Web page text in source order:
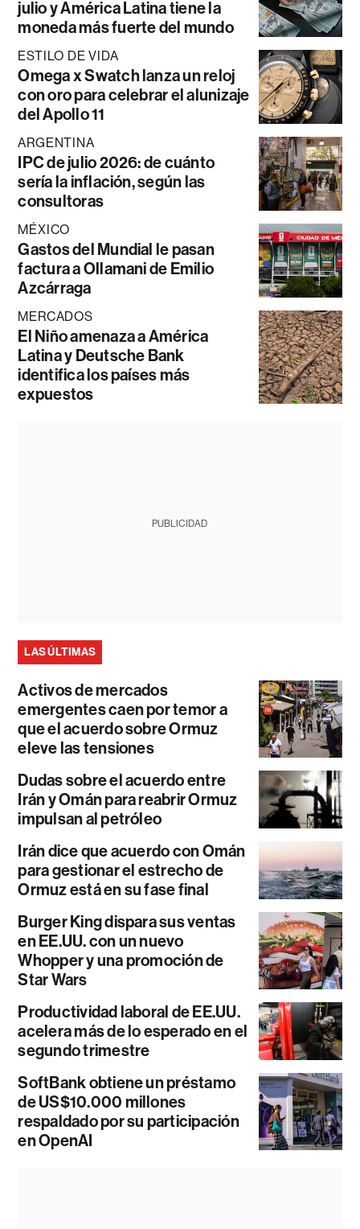
julio y América Latina tiene la
moneda más fuerte del mundo
ESTILO DE VIDA
Omega x Swatch lanza un reloj
con oro para celebrar el alunizaje
del Apollo 11
ARGENTINA
IPC de julio 2026: de cuánto
sería la inflación, según las
consultoras
MÉXICO
Gastos del Mundial le pasan
factura a Ollamani de Emilio
Azcárraga
MERCADOS
El Niño amenaza a América
Latina y Deutsche Bank
identifica los países más
expuestos
PUBLICIDAD
LAS ÚLTIMAS
Activos de mercados
emergentes caen por temor a
que el acuerdo sobre Ormuz
eleve las tensiones
Dudas sobre el acuerdo entre
Irán y Omán para reabrir Ormuz
impulsan al petróleo
Irán dice que acuerdo con Omán
para gestionar el estrecho de
Ormuz está en su fase final
Burger King dispara sus ventas
en EE.UU. con un nuevo
Whopper y una promoción de
Star Wars
Productividad laboral de EE.UU.
acelera más de lo esperado en el
segundo trimestre
SoftBank obtiene un préstamo
de US$10.000 millones
respaldado por su participación
en OpenAI